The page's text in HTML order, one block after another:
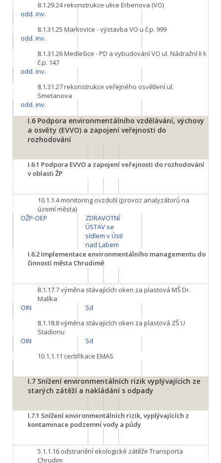
8.1.29.24rekonstrukce ulice Erbenova (VO)
odd. inv.
8.1.31.25 Markovice - výstavba VO u č.p. 999
odd. inv.
8.1.31.26Medlešice - PD a vybudování VO ul. Nádražní II k
č.p. 147
odd. inv.
8.1.31.27rekonstrukce veřejného osvětlení ul.
Smetanova
odd. inv.
I.6 Podpora environmentálního vzdělávání, výchovy
a osvěty (EVVO) a zapojení veřejnosti do
rozhodování
I.6.1 Podpora EVVO a zapojení veřejnosti do rozhodování
v oblasti ŽP
10.1.1.4monitoring ovzduší (provoz analyzátorů na
území města)
OŽP-OEP
ZDRAVOTNÍ
ÚSTAV se
sídlem v Ústí
nad Labem
I.6.2 Implementace environmentálního managementu do
činností města Chrudimě
8.1.17.7výměna stávajících oken za plastová MŠ Dr.
Malíka
OIN
Sd
8.1.18.8výměna stávajících oken za plastová ZŠ U
Stadionu
OIN
Sd
10.1.1.11 certifikace EMAS
I.7 Snížení environmentálních rizik vyplývajících ze
starých zátěží a nakládání s odpady
I.7.1 Snížení environmentálních rizik, vyplývajících z
kontaminace podzemní vody a půdy
5.1.1.16 odstranění ekologické zátěže Transporta
Chrudim